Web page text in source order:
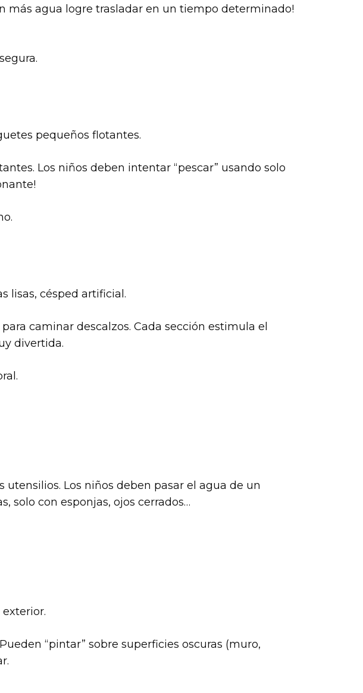
más agua logre trasladar en un tiempo determinado!
pequeños flotantes.
Los niños deben intentar “pescar” usando solo
lisas, césped artificial.
caminar descalzos. Cada sección estimula el
divertida.
Los niños deben pasar el agua de un
solo con esponjas, ojos cerrados…
“pintar” sobre superficies oscuras (muro,